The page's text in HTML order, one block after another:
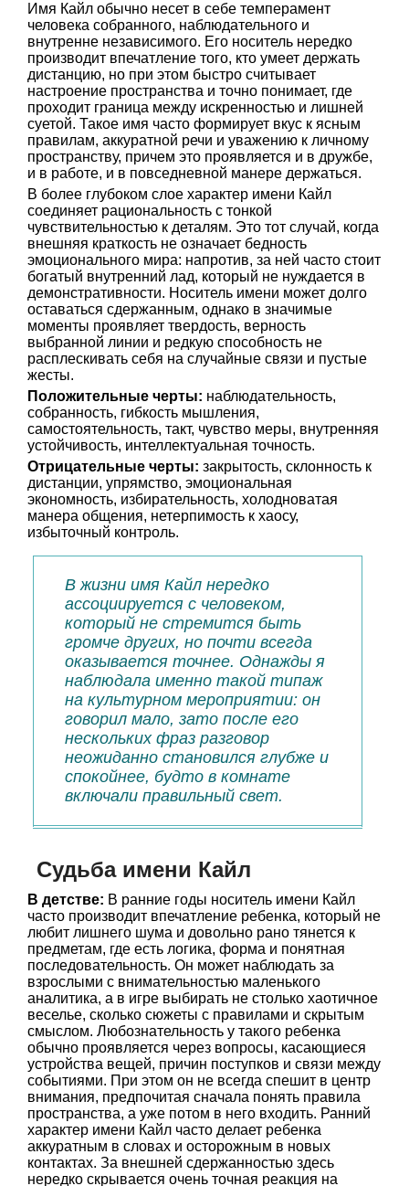
Имя Кайл обычно несет в себе темперамент
человека собранного, наблюдательного и
внутренне независимого. Его носитель нередко
производит впечатление того, кто умеет держать
дистанцию, но при этом быстро считывает
настроение пространства и точно понимает, где
проходит граница между искренностью и лишней
суетой. Такое имя часто формирует вкус к ясным
правилам, аккуратной речи и уважению к личному
пространству, причем это проявляется и в дружбе,
и в работе, и в повседневной манере держаться.
В более глубоком слое характер имени Кайл
соединяет рациональность с тонкой
чувствительностью к деталям. Это тот случай, когда
внешняя краткость не означает бедность
эмоционального мира: напротив, за ней часто стоит
богатый внутренний лад, который не нуждается в
демонстративности. Носитель имени может долго
оставаться сдержанным, однако в значимые
моменты проявляет твердость, верность
выбранной линии и редкую способность не
расплескивать себя на случайные связи и пустые
жесты.
Положительные черты: наблюдательность,
собранность, гибкость мышления,
самостоятельность, такт, чувство меры, внутренняя
устойчивость, интеллектуальная точность.
Отрицательные черты: закрытость, склонность к
дистанции, упрямство, эмоциональная
экономность, избирательность, холодноватая
манера общения, нетерпимость к хаосу,
избыточный контроль.
В жизни имя Кайл нередко
ассоциируется с человеком,
который не стремится быть
громче других, но почти всегда
оказывается точнее. Однажды я
наблюдала именно такой типаж
на культурном мероприятии: он
говорил мало, зато после его
нескольких фраз разговор
неожиданно становился глубже и
спокойнее, будто в комнате
включали правильный свет.
Судьба имени Кайл
В детстве: В ранние годы носитель имени Кайл
часто производит впечатление ребенка, который не
любит лишнего шума и довольно рано тянется к
предметам, где есть логика, форма и понятная
последовательность. Он может наблюдать за
взрослыми с внимательностью маленького
аналитика, а в игре выбирать не столько хаотичное
веселье, сколько сюжеты с правилами и скрытым
смыслом. Любознательность у такого ребенка
обычно проявляется через вопросы, касающиеся
устройства вещей, причин поступков и связи между
событиями. При этом он не всегда спешит в центр
внимания, предпочитая сначала понять правила
пространства, а уже потом в него входить. Ранний
характер имени Кайл часто делает ребенка
аккуратным в словах и осторожным в новых
контактах. За внешней сдержанностью здесь
нередко скрывается очень точная реакция на